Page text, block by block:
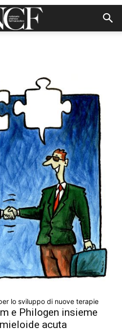
lo sviluppo di nuove terapie
e Philogen insieme
acuta